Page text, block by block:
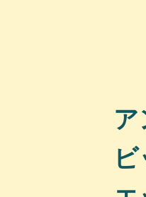
ア